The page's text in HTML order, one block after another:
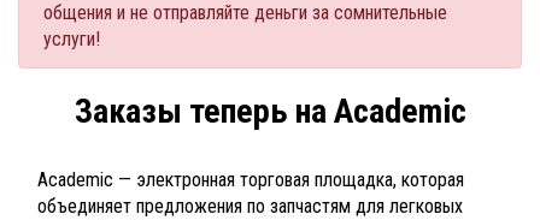
общения и не отправляйте деньги за сомнительные
услуги!
Заказы теперь на Academic
Academic — электронная торговая площадка, которая
объединяет предложения по запчастям для легковых